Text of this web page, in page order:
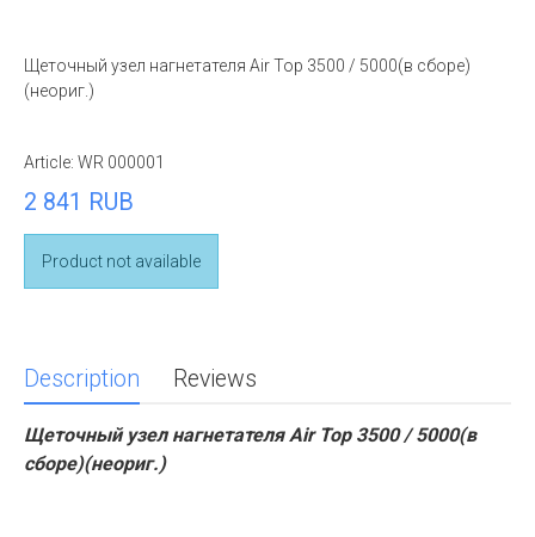
Щеточный узел нагнетателя Air Top 3500 / 5000(в сборе)
(неориг.)
Article: WR 000001
2 841 RUB
Product not available
Description Reviews
Щеточный узел нагнетателя Air Top 3500 / 5000(в
сборе)(неориг.)